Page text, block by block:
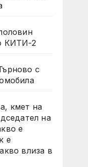
КИТИ-2
с
кмет на
на
е
е
влиза в